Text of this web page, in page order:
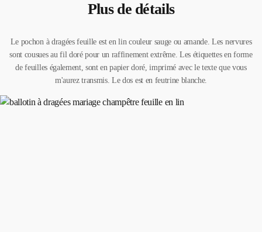
Plus de détails
Le pochon à dragées feuille est en lin couleur sauge ou amande. Les nervures
sont cousues au fil doré pour un raffinement extrême. Les étiquettes en forme
de feuilles également, sont en papier doré, imprimé avec le texte que vous
m'aurez transmis. Le dos est en feutrine blanche.